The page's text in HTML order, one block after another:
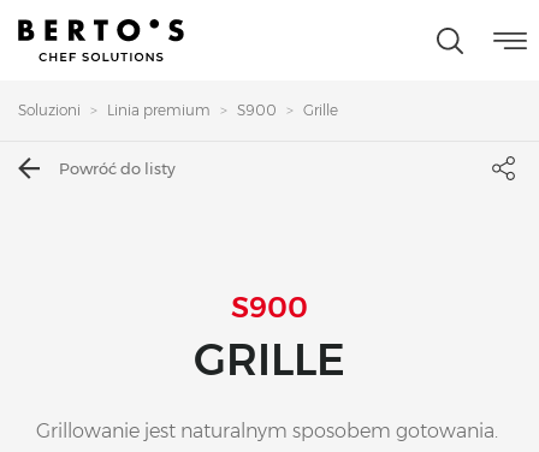
Soluzioni Linia premium S900 Grille
Powróć do listy
S900
GRILLE
Grillowanie jest naturalnym sposobem gotowania.